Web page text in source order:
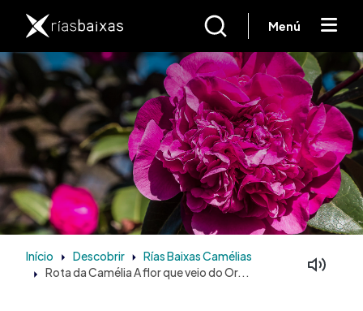
Menú
Início Descobrir Rías Baixas Camélias
Rota da Camélia A flor que veio do Or...